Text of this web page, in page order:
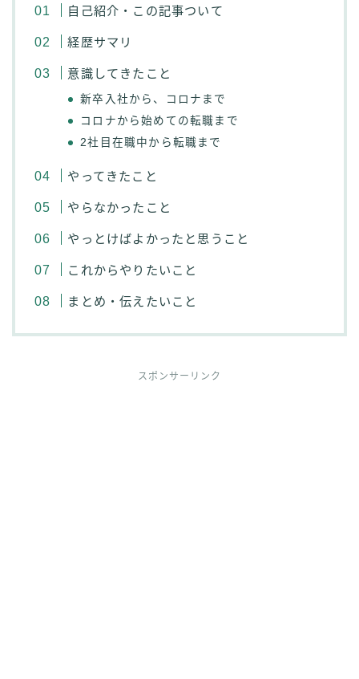
自己紹介・この記事ついて
経歴サマリ
意識してきたこと
新卒入社から、コロナまで
コロナから始めての転職まで
2社目在職中から転職まで
やってきたこと
やらなかったこと
やっとけばよかったと思うこと
これからやりたいこと
まとめ・伝えたいこと
スポンサーリンク